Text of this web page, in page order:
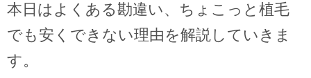
本日はよくある勘違い、ちょこっと植毛
でも安くできない理由を解説していきま
す。